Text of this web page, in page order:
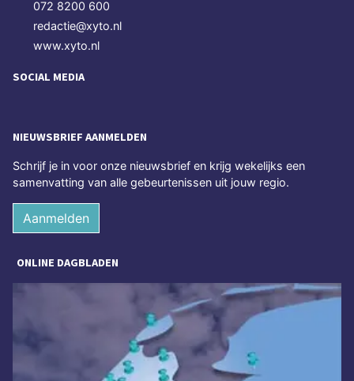
072 8200 600
redactie@xyto.nl
www.xyto.nl
SOCIAL MEDIA
NIEUWSBRIEF AANMELDEN
Schrijf je in voor onze nieuwsbrief en krijg wekelijks een
samenvatting van alle gebeurtenissen uit jouw regio.
Aanmelden
ONLINE DAGBLADEN